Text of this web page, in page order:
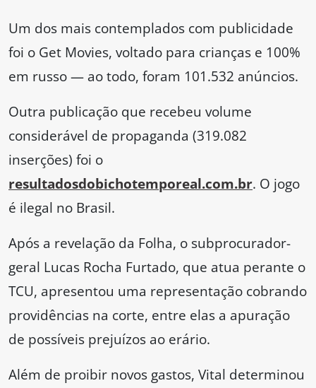
Um dos mais contemplados com publicidade
foi o Get Movies, voltado para crianças e 100%
em russo — ao todo, foram 101.532 anúncios.
Outra publicação que recebeu volume
considerável de propaganda (319.082
inserções) foi o
resultadosdobichotemporeal.com.br. O jogo
é ilegal no Brasil.
Após a revelação da Folha, o subprocurador-
geral Lucas Rocha Furtado, que atua perante o
TCU, apresentou uma representação cobrando
providências na corte, entre elas a apuração
de possíveis prejuízos ao erário.
Além de proibir novos gastos, Vital determinou